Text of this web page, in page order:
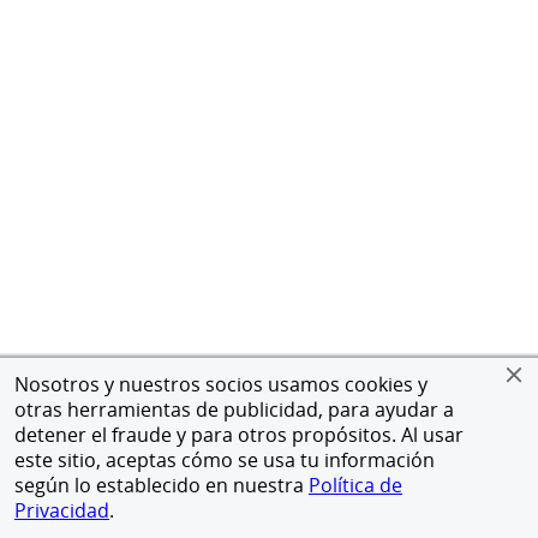
Nosotros y nuestros socios usamos cookies y
otras herramientas de publicidad, para ayudar a
detener el fraude y para otros propósitos. Al usar
este sitio, aceptas cómo se usa tu información
según lo establecido en nuestra Política de
Privacidad.